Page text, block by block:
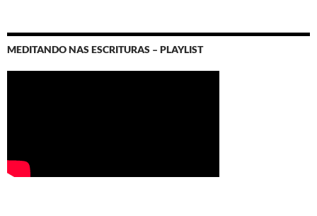
MEDITANDO NAS ESCRITURAS – PLAYLIST